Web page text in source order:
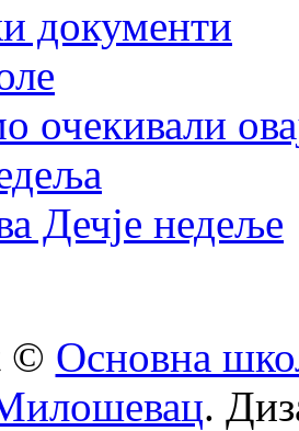
документи
очекивали
Дечје недеље
© Oсновна
.